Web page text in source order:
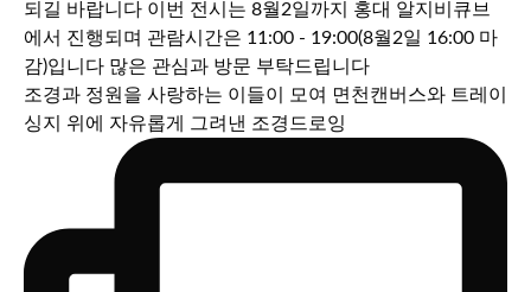
조경과 정원을 사랑하는 이들이 모여 면천캔버스와 트레이
싱지 위에 자유롭게 그려낸 조경드로잉